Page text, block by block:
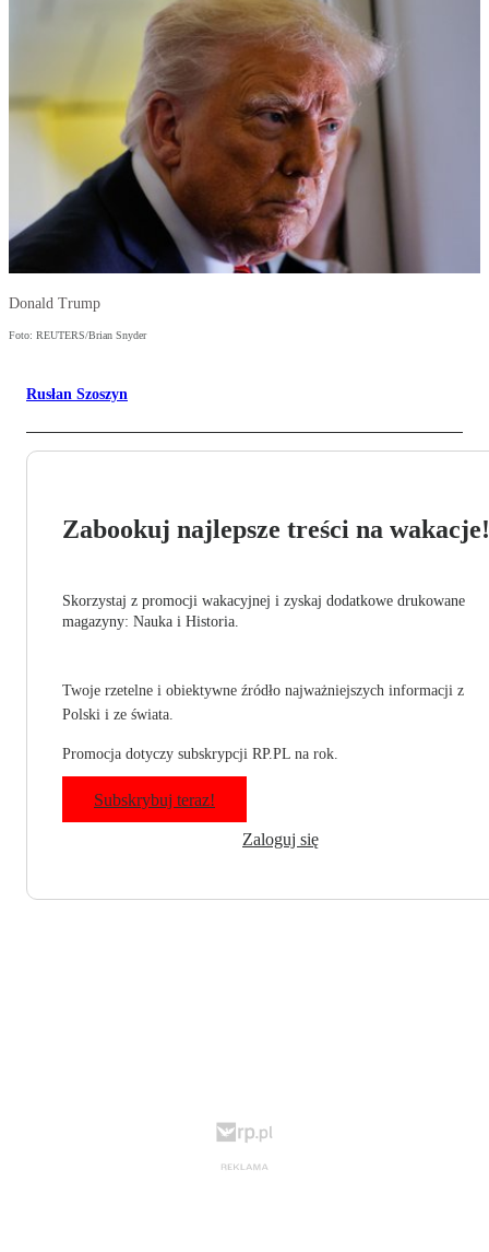
Donald Trump
Foto: REUTERS/Brian Snyder
Rusłan Szoszyn
Zabookuj najlepsze treści na wakacje!
Skorzystaj z promocji wakacyjnej i zyskaj dodatkowe drukowane
magazyny: Nauka i Historia.
Twoje rzetelne i obiektywne źródło najważniejszych informacji z
Polski i ze świata.
Promocja dotyczy subskrypcji RP.PL na rok.
Subskrybuj teraz!
Zaloguj się